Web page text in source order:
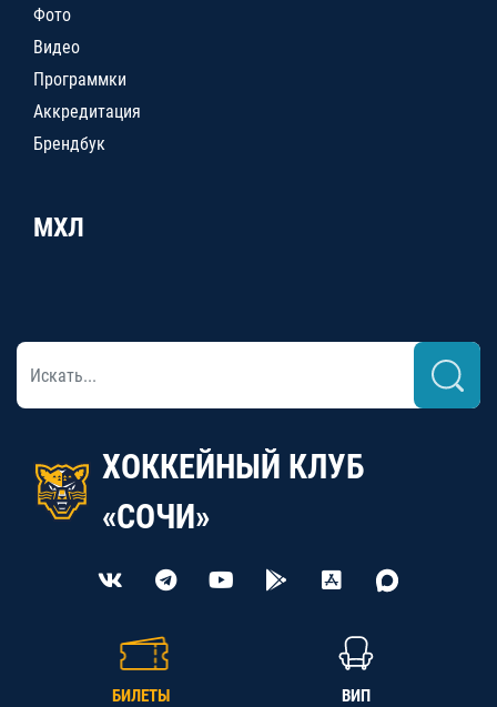
Фото
Видео
Программки
Аккредитация
Брендбук
МХЛ
ХОККЕЙНЫЙ КЛУБ
«СОЧИ»
БИЛЕТЫ ВИП